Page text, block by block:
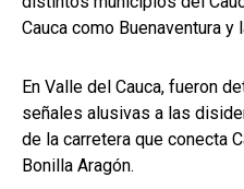
Cauca como Buenaventura y
En Valle del Cauca, fueron
señales alusivas a las
de la carretera que conecta
Bonilla Aragón.